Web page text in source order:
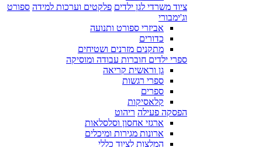
ציוד משרדי לגן ילדים פלקטים וערכות למידה ספורט
וג'ימבורי
אביזרי ספורט ותנועה
כדורים
מתקנים מזרנים ושטיחים
ספרי ילדים חוברות עבודה ומוסיקה
גן וראשית קריאה
ספרי רגשות
ספרים
קלאסיקות
הפסקה פעילה ריהוט
ארגזי אחסון וסלסלאות
ארונות מגירות ומיכלים
המלצות לציוד כללי